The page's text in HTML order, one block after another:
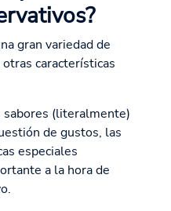
gran variedad de
características
(literalmente)
de gustos, las
especiales
a la hora de